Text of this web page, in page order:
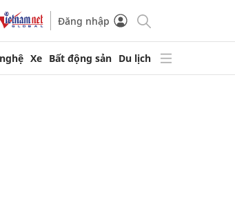
Đăng nhập
Xe Bất động sản Du lịch